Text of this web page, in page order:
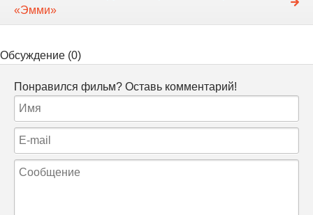
«Эмми»
Обсуждение (0)
Понравился фильм? Оставь комментарий!